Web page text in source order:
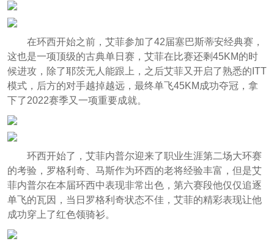
在环西开始之前，艾菲参加了42届塞巴斯蒂安经典赛，
这也是一项顶级的古典单日赛，艾菲在比赛还剩45KM的时
候进攻，除了耶茨无人能跟上，之后艾菲又开启了熟悉的ITT
模式，后方的对手越掉越远，最终单飞45KM成功夺冠，拿
下了2022赛季又一项重要成就。
环西开始了，艾菲内普尔迎来了职业生涯第二场大环赛
的考验，罗格利奇、马斯作为环西的老将经验丰富，但是艾
菲内普尔在本届环西中表现非常出色，第六赛段他仅仅追逐
单飞的瓦因，当日罗格利奇状态不佳，艾菲的精彩表现让他
成功穿上了红色领骑衫。